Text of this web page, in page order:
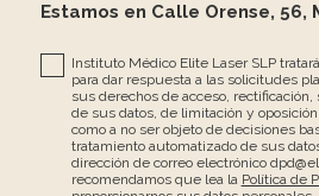
Estamos en Calle Orense, 56,
Instituto Médico Elite Laser SLP
para dar respuesta a las solicitudes
sus derechos de acceso,
de sus datos, de limitación y
como a no ser objeto de decisiones
tratamiento automatizado de sus
dirección de correo electrónico
recomendamos que lea la Política de